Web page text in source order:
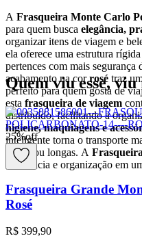
A Frasqueira Monte Carlo
para quem busca elegância,
organizar itens de viagem e
ela oferece uma estrutura
pertences com mais segurança
acabamento na corrosé traz
perfeito para quem gosta de
esta frasqueira de viagem
distribuído, facilitando a
higiene, maquiagens e
inteligente torna o transporte
curtas ou longas. A
resistência e organização em
Quem viu esse,
25%off
Frasqueira Grande
Rosé
R$ 399,90